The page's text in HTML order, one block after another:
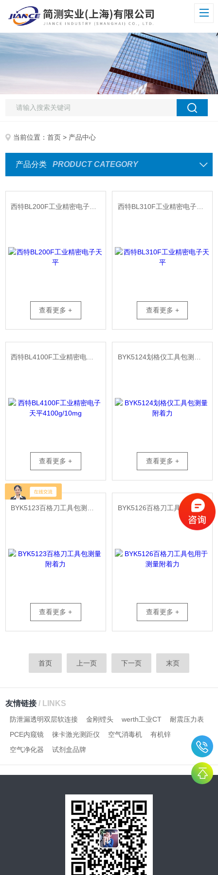
当前位置：首页 > 产品中心
产品分类 PRODUCT CATEGORY
查看更多 +
西特BL310F工业精密电子天平
查看更多 +
西特BL4100F工业精密电子天平4100g/10mg
查看更多 +
BYK5124划格仪工具包测量附着力
查看更多 +
BYK5123百格刀工具包测量附着力
查看更多 +
BYK5126百格刀工具包用于测量附着力
查看更多 +
首页 上一页 下一页 末页
友情链接/ LINKS
防泄漏透明双层软连接 金刚镗头 werth工业CT
耐震压力表
PCE内窥镜
徕卡激光测距仪 空气消毒机
有机锌
空气净化器
试剂盒品牌